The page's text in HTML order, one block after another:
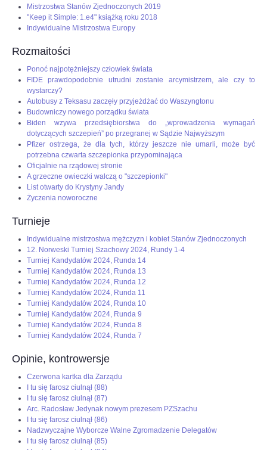
Mistrzostwa Stanów Zjednoczonych 2019
"Keep it Simple: 1.e4" książką roku 2018
Indywidualne Mistrzostwa Europy
Rozmaitości
Ponoć najpotężniejszy człowiek świata
FIDE prawdopodobnie utrudni zostanie arcymistrzem, ale czy to
wystarczy?
Autobusy z Teksasu zaczęły przyjeżdżać do Waszyngtonu
Budowniczy nowego porządku świata
Biden wzywa przedsiębiorstwa do „wprowadzenia wymagań
dotyczących szczepień” po przegranej w Sądzie Najwyższym
Pfizer ostrzega, że dla tych, którzy jeszcze nie umarli, może być
potrzebna czwarta szczepionka przypominająca
Oficjalnie na rządowej stronie
A grzeczne owieczki walczą o "szczepionki"
List otwarty do Krystyny Jandy
Życzenia noworoczne
Turnieje
Indywidualne mistrzostwa mężczyzn i kobiet Stanów Zjednoczonych
12. Norweski Turniej Szachowy 2024, Rundy 1-4
Turniej Kandydatów 2024, Runda 14
Turniej Kandydatów 2024, Runda 13
Turniej Kandydatów 2024, Runda 12
Turniej Kandydatów 2024, Runda 11
Turniej Kandydatów 2024, Runda 10
Turniej Kandydatów 2024, Runda 9
Turniej Kandydatów 2024, Runda 8
Turniej Kandydatów 2024, Runda 7
Opinie, kontrowersje
Czerwona kartka dla Zarządu
I tu się farosz ciulnął (88)
I tu się farosz ciulnął (87)
Arc. Radosław Jedynak nowym prezesem PZSzachu
I tu się farosz ciulnął (86)
Nadzwyczajne Wyborcze Walne Zgromadzenie Delegatów
I tu się farosz ciulnął (85)